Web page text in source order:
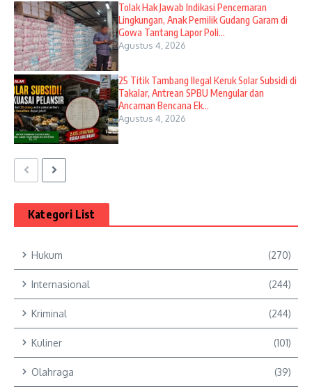
Tolak Hak Jawab Indikasi Pencemaran
Lingkungan, Anak Pemilik Gudang Garam di
Gowa Tantang Lapor Poli...
Agustus 4, 2026
25 Titik Tambang Ilegal Keruk Solar Subsidi di
Takalar, Antrean SPBU Mengular dan
Ancaman Bencana Ek...
Agustus 4, 2026
Kategori List
Hukum (270)
Internasional (244)
Kriminal (244)
Kuliner (101)
Olahraga (39)